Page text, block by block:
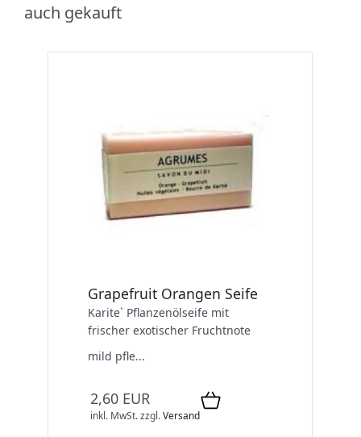
auch gekauft
Grapefruit Orangen Seife
Karite` Pflanzenölseife mit
frischer exotischer Fruchtnote
mild pfle...
2,60 EUR
inkl. MwSt.zzgl.Versand